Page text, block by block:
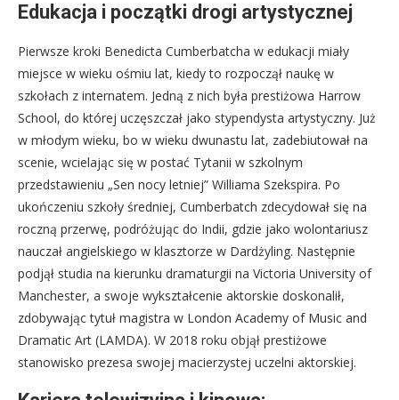
Edukacja i początki drogi artystycznej
Pierwsze kroki Benedicta Cumberbatcha w edukacji miały
miejsce w wieku ośmiu lat, kiedy to rozpoczął naukę w
szkołach z internatem. Jedną z nich była prestiżowa Harrow
School, do której uczęszczał jako stypendysta artystyczny. Już
w młodym wieku, bo w wieku dwunastu lat, zadebiutował na
scenie, wcielając się w postać Tytanii w szkolnym
przedstawieniu „Sen nocy letniej” Williama Szekspira. Po
ukończeniu szkoły średniej, Cumberbatch zdecydował się na
roczną przerwę, podróżując do Indii, gdzie jako wolontariusz
nauczał angielskiego w klasztorze w Dardżyling. Następnie
podjął studia na kierunku dramaturgii na Victoria University of
Manchester, a swoje wykształcenie aktorskie doskonalił,
zdobywając tytuł magistra w London Academy of Music and
Dramatic Art (LAMDA). W 2018 roku objął prestiżowe
stanowisko prezesa swojej macierzystej uczelni aktorskiej.